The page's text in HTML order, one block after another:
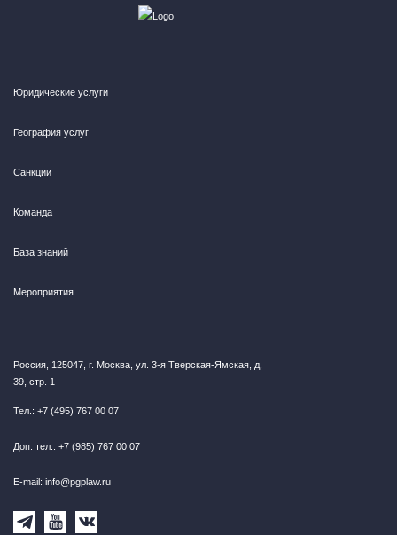
Юридические услуги
География услуг
Санкции
Команда
База знаний
Мероприятия
Россия, 125047, г. Москва, ул. 3-я Тверская-Ямская, д.
39, стр. 1
Тел.: +7 (495) 767 00 07
Доп. тел.: +7 (985) 767 00 07
E-mail: info@pgplaw.ru